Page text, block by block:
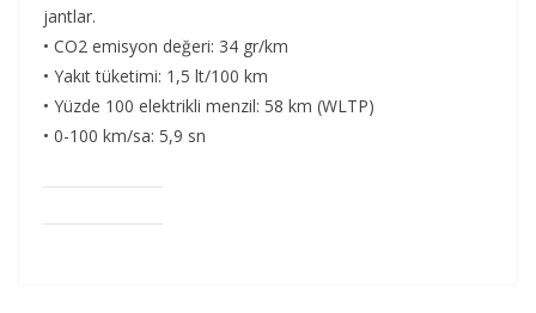
jantlar.
• CO2 emisyon değeri: 34 gr/km
• Yakıt tüketimi: 1,5 lt/100 km
• Yüzde 100 elektrikli menzil: 58 km (WLTP)
• 0-100 km/sa: 5,9 sn